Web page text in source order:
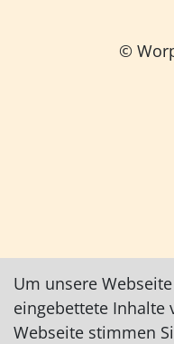
©
Um unsere
eingebettete Inhalte
Webseite stimmen